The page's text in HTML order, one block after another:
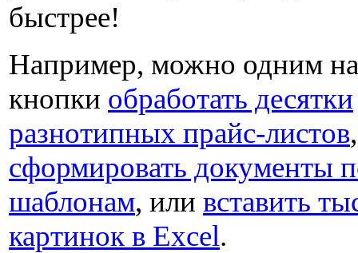
быстрее!
Например, можно одним
кнопки обработать десятки
разнотипных прайс-листов,
сформировать документы
шаблонам, или вставить
картинок в Excel.